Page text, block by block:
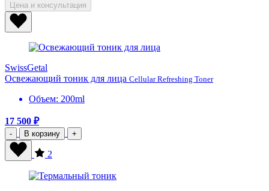
Цена и консультация
SwissGetal
Освежающий тоник для лица Cellular Refreshing Toner
Объем: 200ml
17 500 ₽
- В корзину +
2